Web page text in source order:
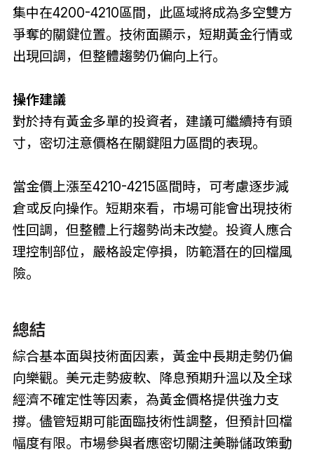
集中在4200-4210區間，此區域將成為多空雙方
爭奪的關鍵位置。技術面顯示，短期黃金行情或
出現回調，但整體趨勢仍偏向上行。
操作建議
對於持有黃金多單的投資者，建議可繼續持有頭
寸，密切注意價格在關鍵阻力區間的表現。
當金價上漲至4210-4215區間時，可考慮逐步減
倉或反向操作。短期來看，市場可能會出現技術
性回調，但整體上行趨勢尚未改變。投資人應合
理控制部位，嚴格設定停損，防範潛在的回檔風
險。
總結
綜合基本面與技術面因素，黃金中長期走勢仍偏
向樂觀。美元走勢疲軟、降息預期升溫以及全球
經濟不確定性等因素，為黃金價格提供強力支
撐。儘管短期可能面臨技術性調整，但預計回檔
幅度有限。市場參與者應密切關注美聯儲政策動